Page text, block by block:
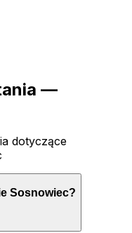
—
dotyczące
Sosnowiec?